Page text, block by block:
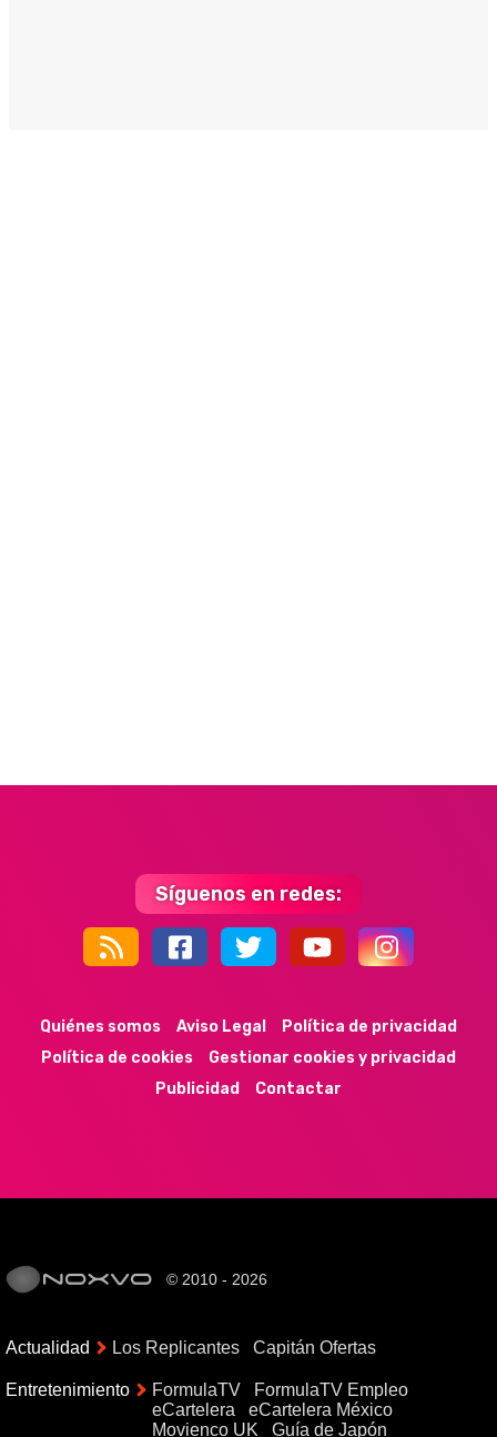
Síguenos en redes:
Quiénes somos Aviso Legal
Política de privacidad
Política de cookies
Gestionar cookies y privacidad
Publicidad
Contactar
© 2010 - 2026
Actualidad Los Replicantes Capitán Ofertas
Entretenimiento FormulaTV
FormulaTV Empleo
eCartelera
eCartelera México
Movienco UK
Guía de Japón